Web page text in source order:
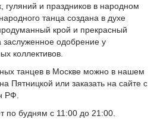
гуляний и праздников в народном
танца создана в духе
крой и прекрасный
одобрение у
коллективов.
танцев в Москве можно в нашем
Пятницкой или заказать на сайте с
РФ.
по будням с 11:00 до 21:00.